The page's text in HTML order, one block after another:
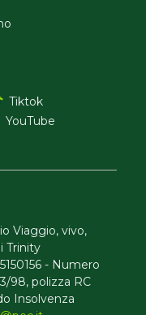
Tiktok
YouTube
Viaggio, vivo,
Trinity
- Numero
98, polizza RC
Insolvenza